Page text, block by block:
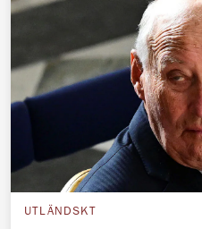
UTLÄNDSKT